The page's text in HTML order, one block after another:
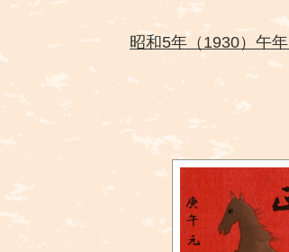
昭和5年（1930）午年